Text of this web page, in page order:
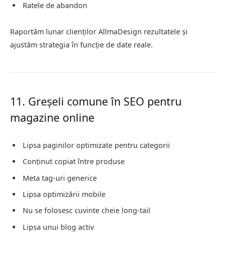
Ratele de abandon
Raportăm lunar clienților AllmaDesign rezultatele și
ajustăm strategia în funcție de date reale.
11. Greșeli comune în SEO pentru
magazine online
Lipsa paginilor optimizate pentru categorii
Conținut copiat între produse
Meta tag-uri generice
Lipsa optimizării mobile
Nu se folosesc cuvinte cheie long-tail
Lipsa unui blog activ